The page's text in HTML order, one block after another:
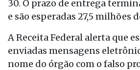
30. O prazo de entrega
e são esperadas 27,5 milhões
A Receita Federal alerta que
enviadas mensagens
nome do órgão com o falso